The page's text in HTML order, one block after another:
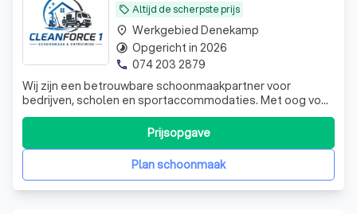
local_offer Altijd de scherpste prijs
Wij zijn een betrouwbare schoonmaakpartner voor
bedrijven, scholen en sportaccommodaties. Met oog voor
kwaliteit en detail verzorgen wij de dagelijkse
schoonmaak van kantoorpanden, zodat medewerkers
iedere ochtend in een frisse en representatieve omgeving
kunnen starten. Naast reguliere schoonmaak
Plan schoonmaak
Prijsopgave
place Werkgebied Denekamp
timelapse Opgericht in 2026
phone 074 203 2879